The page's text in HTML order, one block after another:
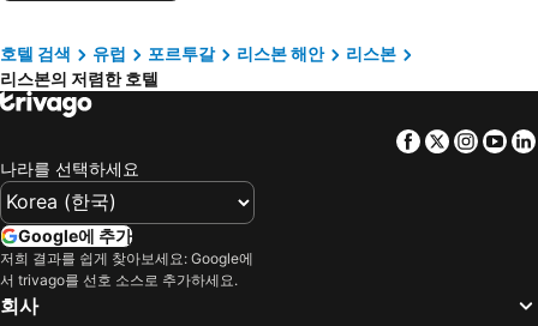
My Story Hotel Figueira
Tempo Flh Hotels Lisboa
Hotel da Baixa
My Story Hotel Tejo
Hotel Santa Justa
Hotel Marquês de Pombal
Lisbon City Hollywood Hotel By City Hotels
코르푸 산투 리스본 히스토리컬 호텔
Boemio Flh Hotels
호텔 로마
호텔 아베니다 파크
호텔 검색 유럽 포르투갈 리스본 해안
리스본
리스본의 저렴한 호텔
Facebook
Twitter
나라를 선택하세요
Google에 추가
저희 결과를 쉽게 찾아보세요: Google에
서 trivago를 선호 소스로 추가하세요.
회사